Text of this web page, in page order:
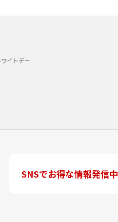
イトデー
SNSでお得な情報発信中